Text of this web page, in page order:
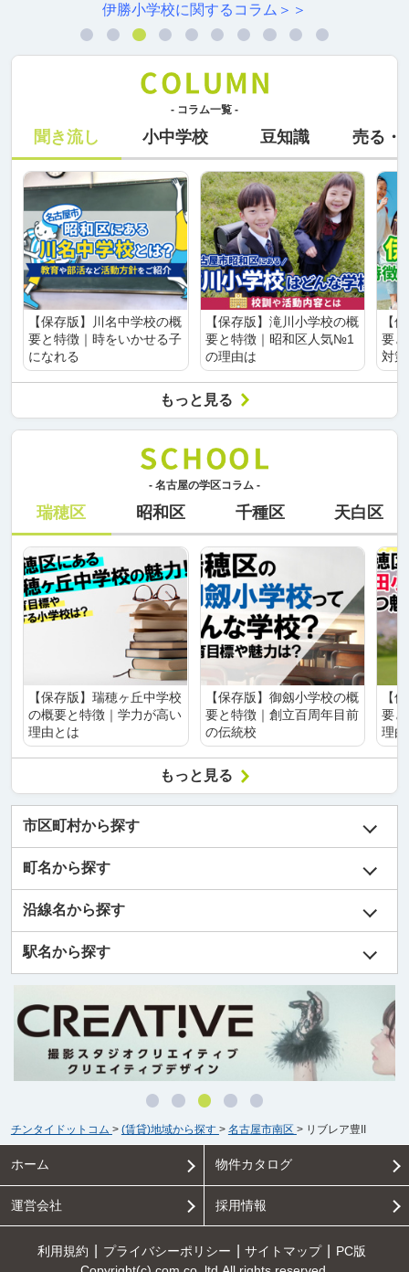
伊勝小学校に関するコラム＞＞
- コラム一覧 -
聞き流し 小中学校 豆知識 売る・
【保存版】川名中学校の概
要と特徴｜時をいかせる子
になれる
【保存版】滝川小学校の概
要と特徴｜昭和区人気№1
の理由は
【
要
対
もっと見る
- 名古屋の学区コラム -
瑞穂区 昭和区 千種区 天白区
【保存版】瑞穂ヶ丘中学校
の概要と特徴｜学力が高い
理由とは
【保存版】御劔小学校の概
要と特徴｜創立百周年目前
の伝統校
【
要
理
もっと見る
市区町村から探す
町名から探す
沿線名から探す
駅名から探す
チンタイドットコム > (賃貸)地域から探す > 名古屋市南区 > リブレア豊II
ホーム 物件カタログ
運営会社 採用情報
利用規約 プライバシーポリシー サイトマップ
PC版